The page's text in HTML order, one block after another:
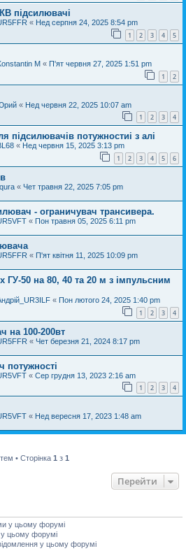
підсилювачі
« Нед серпня 24, 2025 8:54 pm
1 2 3 4 5
M « П'ят червня 27, 2025 1:51 pm
1 2
« Нед червня 22, 2025 10:07 am
1 2 3 4
підсилювачів потужностиі з алі
« Нед червня 15, 2025 3:13 pm
1 2 3 4 5 6
« Чет травня 22, 2025 7:05 pm
- ограничувач трансивера.
« Пон травня 05, 2025 6:11 pm
« П'ят квітня 11, 2025 10:09 pm
ГУ-50 на 80, 40 та 20 м з імпульсним
« Пон лютого 24, 2025 1:40 pm
1 2 3 4
на 100-200вт
« Чет березня 21, 2024 8:17 pm
потужності
« Сер грудня 13, 2023 2:16 am
1 2 3 4
« Нед вересня 17, 2023 1:48 am
• Сторінка 1 з 1
Перейти
у цьому форумі
у цьому форумі
у цьому форумі